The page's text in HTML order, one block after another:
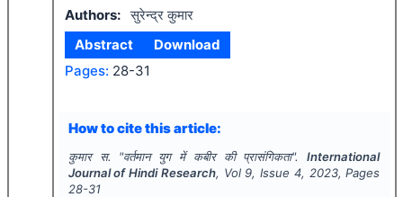
Authors: सुरेन्द्र कुमार
Abstract
Download
Pages: 28-31
How to cite this article:
कुमार स. "वर्तमान युग में कबीर की प्रासंगिकता".International
Journal of Hindi Research, Vol 9, Issue 4, 2023, Pages
28-31